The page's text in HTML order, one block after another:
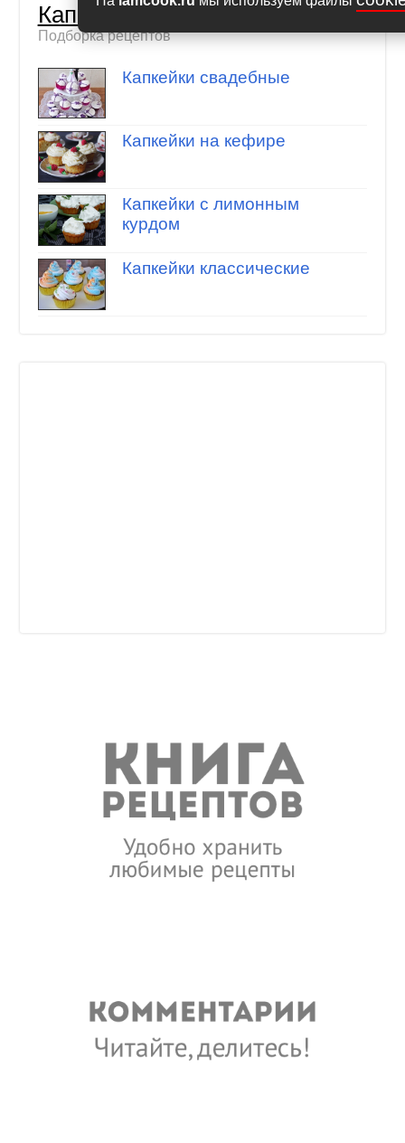
Капкейки
Подборка рецептов
Капкейки свадебные
Капкейки на кефире
Капкейки с лимонным
курдом
Капкейки классические